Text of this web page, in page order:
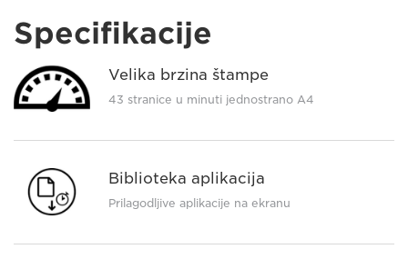
Specifikacije
Velika brzina štampe
43 stranice u minuti jednostrano A4
Biblioteka aplikacija
Prilagodljive aplikacije na ekranu